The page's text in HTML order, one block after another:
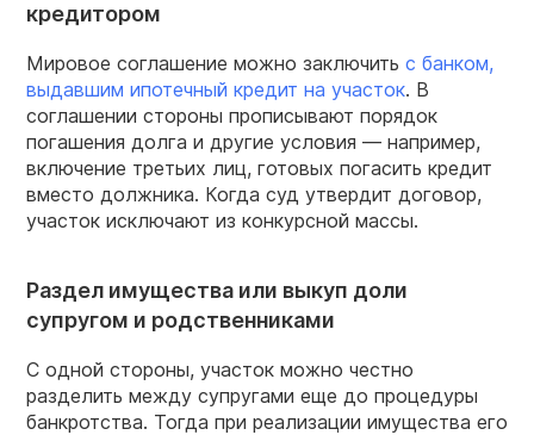
кредитором
Мировое соглашение можно заключить с банком,
выдавшим ипотечный кредит на участок. В
соглашении стороны прописывают порядок
погашения долга и другие условия — например,
включение третьих лиц, готовых погасить кредит
вместо должника. Когда суд утвердит договор,
участок исключают из конкурсной массы.
Раздел имущества или выкуп доли
супругом и родственниками
С одной стороны, участок можно честно
разделить между супругами еще до процедуры
банкротства. Тогда при реализации имущества его